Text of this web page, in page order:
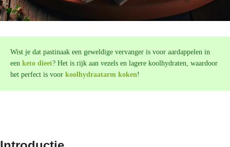
Wist je dat pastinaak een geweldige vervanger is voor aardappelen in
een keto dieet? Het is rijk aan vezels en lagere koolhydraten, waardoor
het perfect is voor koolhydraatarm koken!